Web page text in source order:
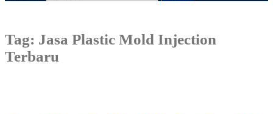
Tag: Jasa Plastic Mold Injection
Terbaru